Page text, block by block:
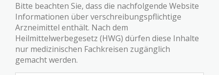
Bitte beachten Sie, dass die nachfolgende Website
Informationen über verschreibungspflichtige
Arzneimittel enthält. Nach dem
Heilmittelwerbegesetz (HWG) dürfen diese Inhalte
nur medizinischen Fachkreisen zugänglich
gemacht werden.